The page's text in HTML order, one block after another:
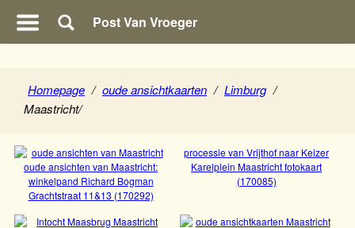
Post Van Vroeger
Homepage / oude ansichtkaarten / Limburg /
Maastricht/
oude ansichten van Maastricht:
winkelpand Richard Bogman
Grachtstraat 11&13 (170292)
processie van Vrijthof naar Keizer
Karelplein Maastricht fotokaart
(170085)